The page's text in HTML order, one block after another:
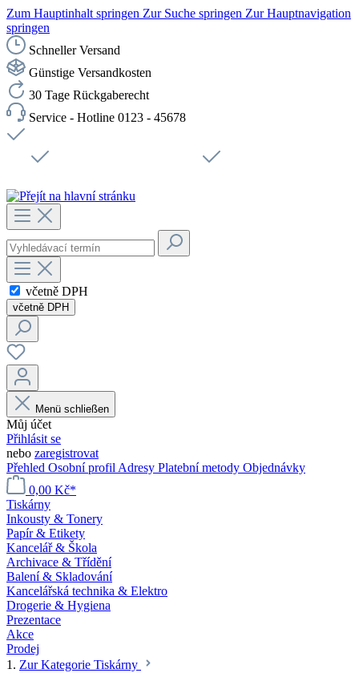
Zum Hauptinhalt springen Zur Suche springen Zur Hauptnavigation
springen
Schneller Versand
Günstige Versandkosten
30 Tage Rückgaberecht
Service - Hotline 0123 - 45678
včetně DPH
včetně DPH
Menü schließen
Můj účet
Přihlásit se
nebo zaregistrovat
Přehled Osobní profil Adresy Platební metody Objednávky
0,00 Kč*
Tiskárny
Inkousty & Tonery
Papír & Etikety
Kancelář & Škola
Archivace & Třídění
Balení & Skladování
Kancelářská technika & Elektro
Drogerie & Hygiena
Prezentace
Akce
Prodej
1. Zur Kategorie Tiskárny